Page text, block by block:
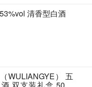
清香型白酒
WULIANGYE） 五
双支装礼盒 50度